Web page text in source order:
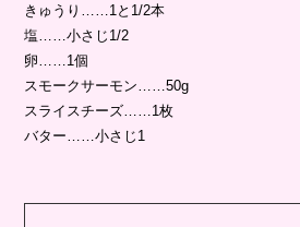
きゅうり……1と1/2本
塩……小さじ1/2
卵……1個
スモークサーモン……50g
スライスチーズ……1枚
バター……小さじ1